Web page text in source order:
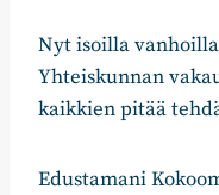
Nyt isoilla
Yhteiskunnan
kaikkien pitää
Edustamani